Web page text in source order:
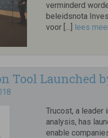
verminderd
beleidsnota
voor […] lees
Tool Launched
Trucost, a leader
analysis, has
enable